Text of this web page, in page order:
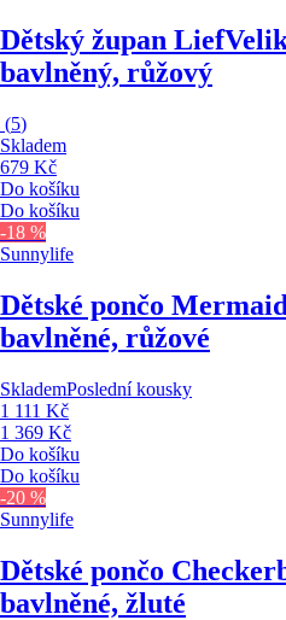
Dětský župan Lief
bavlněný, růžový
(5)
Skladem
679 Kč
Do košíku
Do košíku
-18 %
Sunnylife
Dětské pončo Mermaid
bavlněné, růžové
SklademPoslední kousky
1 111 Kč
1 369 Kč
Do košíku
Do košíku
-20 %
Sunnylife
Dětské pončo
bavlněné, žluté